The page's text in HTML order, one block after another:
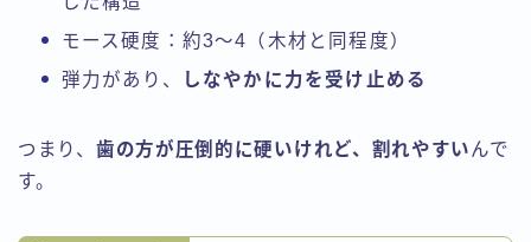
モース硬度：約3～4（木材と同程度）
弾力があり、
しなやかに力を受け止める
つまり、 歯の方が圧倒的に硬いけれど、割れやすい んで
す。